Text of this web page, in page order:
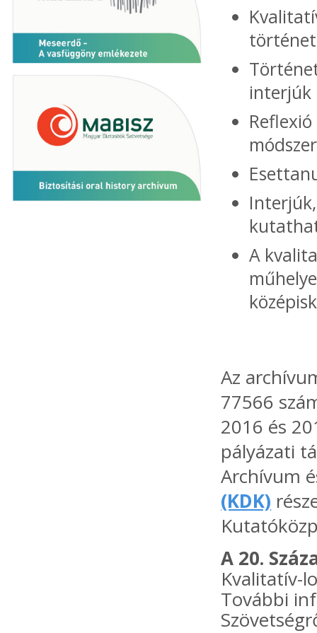
interjúk
A
Az
77566
2016 és
pályázati
Archívum
(KDK)
A 20.
Kvalitatív-
További